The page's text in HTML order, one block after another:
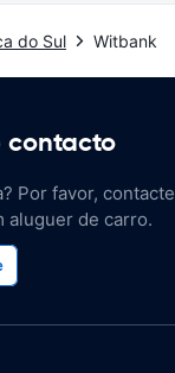
do Sul Witbank
contacto
Por favor,
aluguer de carro.